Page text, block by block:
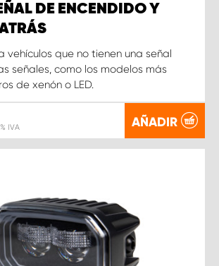
DE ENCENDIDO Y
vehículos que no tienen una señal
señales, como los modelos más
de xenón o LED.
IVA AÑADIR